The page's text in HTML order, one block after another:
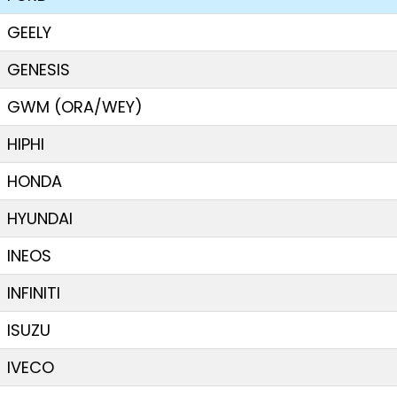
GEELY
GENESIS
GWM (ORA/WEY)
HIPHI
HONDA
HYUNDAI
INEOS
INFINITI
ISUZU
IVECO